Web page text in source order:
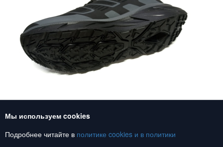
Союз обувь, обувь оптом
Мы используем cookies
Подробнее читайте в политике cookies и в политики